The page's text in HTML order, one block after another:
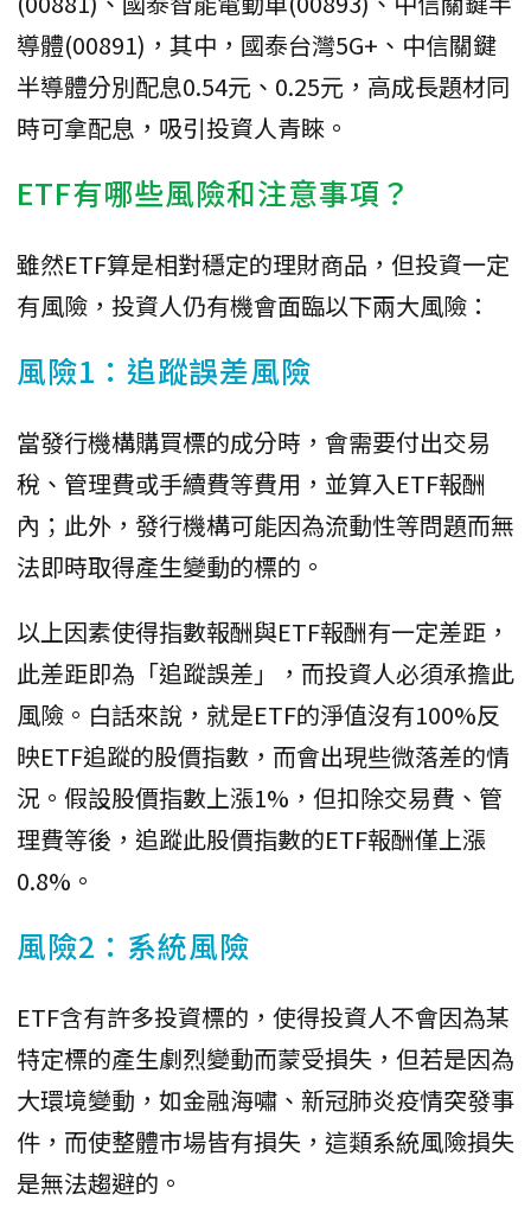
導體(00891)，其中，國泰台灣5G+、中信關鍵
半導體分別配息0.54元、0.25元，高成長題材同
時可拿配息，吸引投資人青睞。
ETF有哪些風險和注意事項？
雖然ETF算是相對穩定的理財商品，但投資一定
有風險，投資人仍有機會面臨以下兩大風險：
風險1：追蹤誤差風險
當發行機構購買標的成分時，會需要付出交易
稅、管理費或手續費等費用，並算入ETF報酬
內；此外，發行機構可能因為流動性等問題而無
法即時取得產生變動的標的。
以上因素使得指數報酬與ETF報酬有一定差距，
此差距即為「追蹤誤差」，而投資人必須承擔此
風險。白話來說，就是ETF的淨值沒有100%反
映ETF追蹤的股價指數，而會出現些微落差的情
況。假設股價指數上漲1%，但扣除交易費、管
理費等後，追蹤此股價指數的ETF報酬僅上漲
0.8%。
風險2：系統風險
ETF含有許多投資標的，使得投資人不會因為某
特定標的產生劇烈變動而蒙受損失，但若是因為
大環境變動，如金融海嘯、新冠肺炎疫情突發事
件，而使整體市場皆有損失，這類系統風險損失
是無法趨避的。